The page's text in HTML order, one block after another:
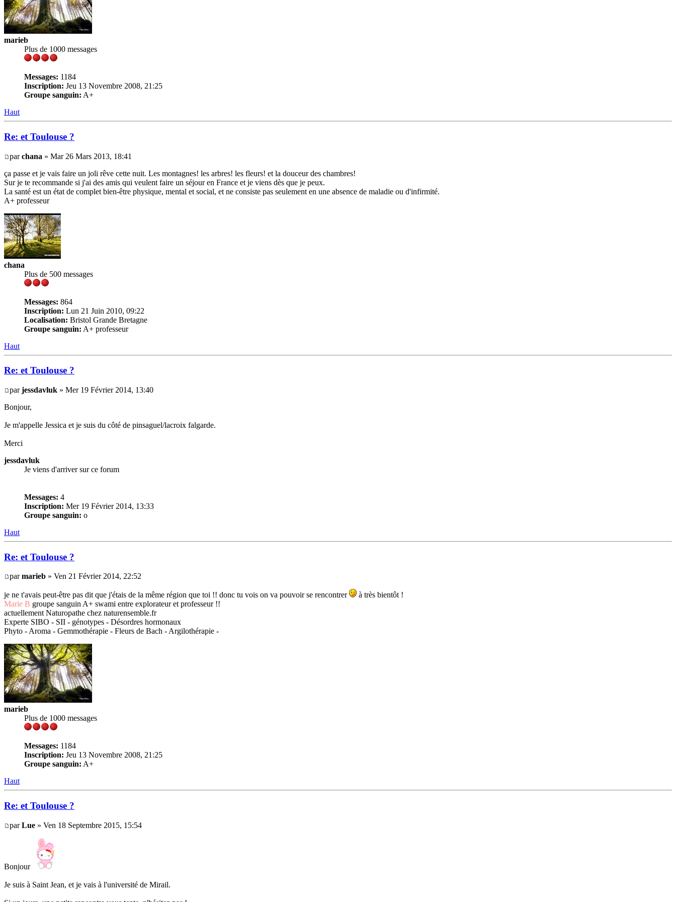
marieb
Plus de 1000 messages
Messages: 1184
Inscription: Jeu 13 Novembre 2008, 21:25
Groupe sanguin: A+
Haut
Re: et Toulouse ?
parchana » Mar 26 Mars 2013, 18:41
ça passe et je vais faire un joli rêve cette nuit. Les montagnes! les arbres! les fleurs! et la douceur des chambres!
Sur je te recommande si j'ai des amis qui veulent faire un séjour en France et je viens dès que je peux.
La santé est un état de complet bien-être physique, mental et social, et ne consiste pas seulement en une absence de maladie ou d'infirmité.
A+ professeur
chana
Plus de 500 messages
Messages: 864
Inscription: Lun 21 Juin 2010, 09:22
Localisation: Bristol Grande Bretagne
Groupe sanguin: A+ professeur
Haut
Re: et Toulouse ?
parjessdavluk » Mer 19 Février 2014, 13:40
Bonjour,
Je m'appelle Jessica et je suis du côté de pinsaguel/lacroix falgarde.
Merci
jessdavluk
Je viens d'arriver sur ce forum
Messages: 4
Inscription: Mer 19 Février 2014, 13:33
Groupe sanguin: o
Haut
Re: et Toulouse ?
parmarieb » Ven 21 Février 2014, 22:52
je ne t'avais peut-être pas dit que j'étais de la même région que toi !! donc tu vois on va pouvoir se rencontrer
à très bientôt !
Marie B groupe sanguin A+ swami entre explorateur et professeur !!
actuellement Naturopathe chez naturensemble.fr
Experte SIBO - SII - génotypes - Désordres hormonaux
Phyto - Aroma - Gemmothérapie - Fleurs de Bach - Argilothérapie -
marieb
Plus de 1000 messages
Messages: 1184
Inscription: Jeu 13 Novembre 2008, 21:25
Groupe sanguin: A+
Haut
Re: et Toulouse ?
parLue » Ven 18 Septembre 2015, 15:54
Bonjour
Je suis à Saint Jean, et je vais à l'université de Mirail.